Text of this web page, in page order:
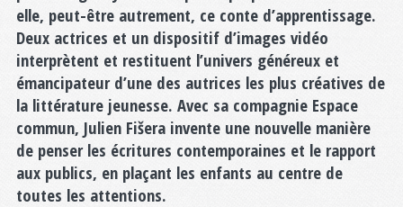
elle, peut-être autrement, ce conte d’apprentissage.
Deux actrices et un dispositif d’images vidéo
interprètent et restituent l’univers généreux et
émancipateur d’une des autrices les plus créatives de
la littérature jeunesse. Avec sa compagnie Espace
commun, Julien Fišera invente une nouvelle manière
de penser les écritures contemporaines et le rapport
aux publics, en plaçant les enfants au centre de
toutes les attentions.